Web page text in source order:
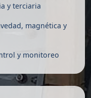
y terciaria
magnética y
y monitoreo